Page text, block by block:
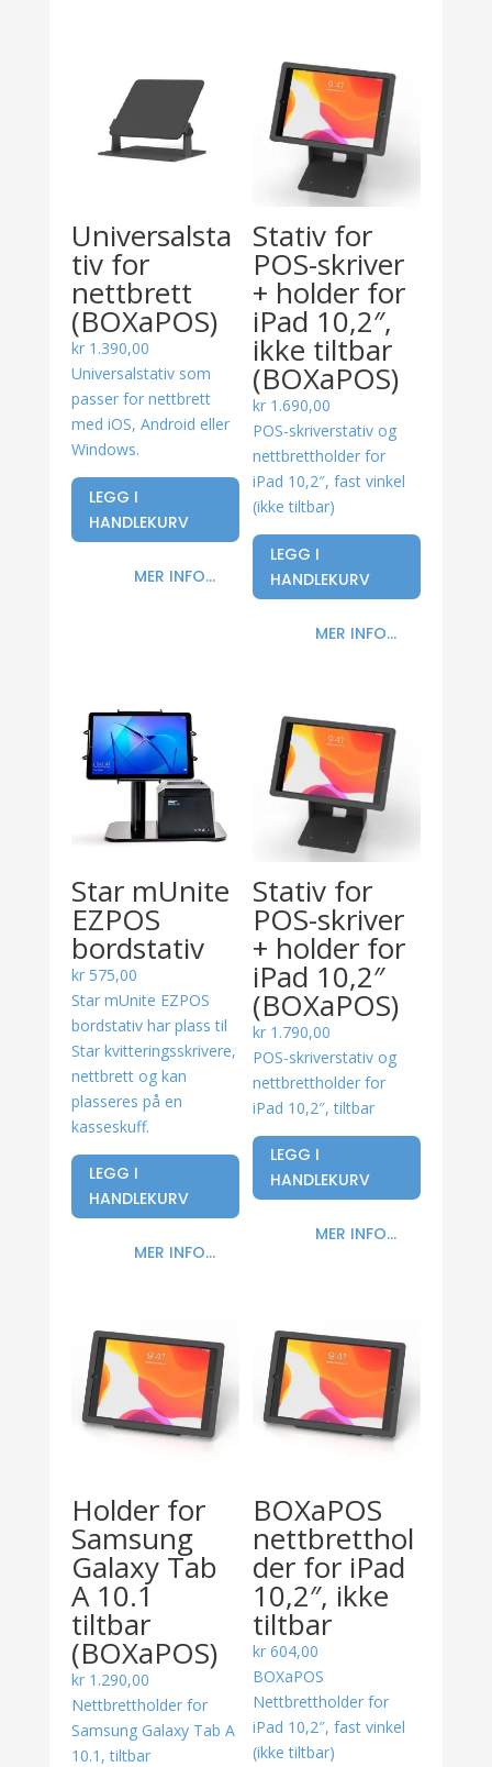
Universalsta
tiv for
nettbrett
(BOXaPOS)
kr1.390,00
Universalstativ som
passer for nettbrett
med iOS, Android eller
Windows.
LEGG I
HANDLEKURV
MER INFO...
Stativ for
POS-skriver
+ holder for
iPad 10,2″,
ikke tiltbar
(BOXaPOS)
kr 1.690,00
POS-skriverstativ og
nettbrettholder for
iPad 10,2″, fast vinkel
(ikke tiltbar)
LEGG I
HANDLEKURV
MER INFO...
Star mUnite
EZPOS
bordstativ
kr575,00
Star mUnite EZPOS
bordstativ har plass til
Star kvitteringsskrivere,
nettbrett og kan
plasseres på en
kasseskuff.
LEGG I
HANDLEKURV
MER INFO...
Stativ for
POS-skriver
+ holder for
iPad 10,2″
(BOXaPOS)
kr 1.790,00
POS-skriverstativ og
nettbrettholder for
iPad 10,2″, tiltbar
LEGG I
HANDLEKURV
MER INFO...
Holder for
Samsung
Galaxy Tab
A 10.1
tiltbar
(BOXaPOS)
kr1.290,00
Nettbrettholder for
Samsung Galaxy Tab A
10.1, tiltbar
BOXaPOS
nettbretthol
der for iPad
10,2″, ikke
tiltbar
kr 604,00
BOXaPOS
Nettbrettholder for
iPad 10,2″, fast vinkel
(ikke tiltbar)